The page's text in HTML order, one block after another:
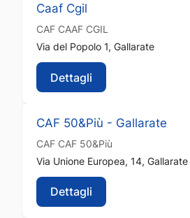
Caaf Cgil
CAF CAAF CGIL
Via del Popolo 1, Gallarate
Dettagli
CAF 50&Più - Gallarate
CAF CAF 50&Più
Via Unione Europea, 14, Gallarate
Dettagli